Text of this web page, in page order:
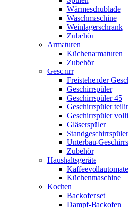
Wärmeschublade
Waschmaschine
Weinlagerschrank
Zubehör
Armaturen
Küchenarmaturen
Zubehör
Geschirr
Freistehender
Geschirrspüler
Geschirrspüler 45
Geschirrspüler
Geschirrspüler
Gläserspüler
Standgeschirrspüler
Unterbau-
Zubehör
Haushaltsgeräte
Küchenmaschine
Kochen
Backofenset
Dampf-Backofen